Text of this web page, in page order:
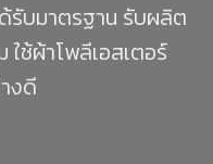
รับมาตรฐาน รับผลิต
ช้ผ้าโพลีเอสเตอร์
งดี